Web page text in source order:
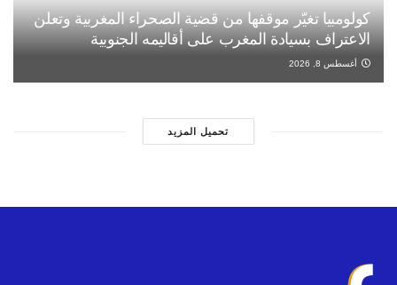
كولومبيا تغيّر موقفها من قضية الصحراء المغربية وتعلن
الاعتراف بسيادة المغرب على أقاليمه الجنوبية
أغسطس 8, 2026
تحميل المزيد